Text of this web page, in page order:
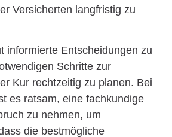
Versicherten langfristig zu
informierte Entscheidungen zu
Schritte zur
Kur rechtzeitig zu planen. Bei
es ratsam, eine fachkundige
zu nehmen, um
die bestmögliche